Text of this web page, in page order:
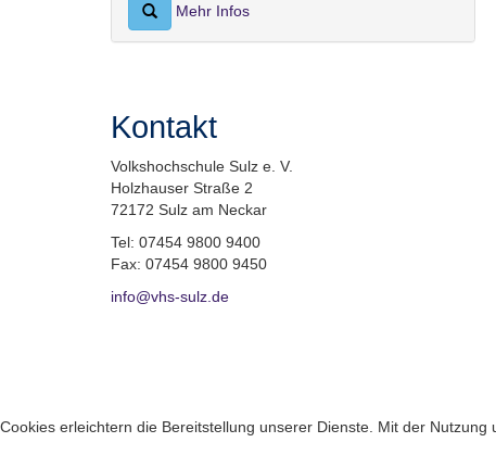
Mehr Infos
Kontakt
Volkshochschule Sulz e. V.
Holzhauser Straße 2
72172 Sulz am Neckar
Tel: 07454 9800 9400
Fax: 07454 9800 9450
info@vhs-sulz.de
Cookies erleichtern die Bereitstellung unserer Dienste. Mit der